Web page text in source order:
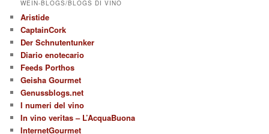
WEIN-BLOGS/BLOGS DI VINO
Aristide
CaptainCork
Der Schnutentunker
Diario enotecario
Feeds Porthos
Geisha Gourmet
Genussblogs.net
I numeri del vino
In vino veritas – L’AcquaBuona
InternetGourmet